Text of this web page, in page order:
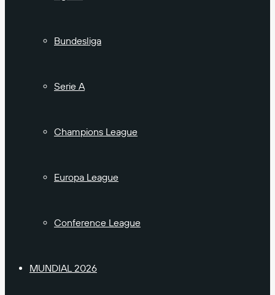
Bundesliga
Serie A
Champions League
Europa League
Conference League
MUNDIAL 2026